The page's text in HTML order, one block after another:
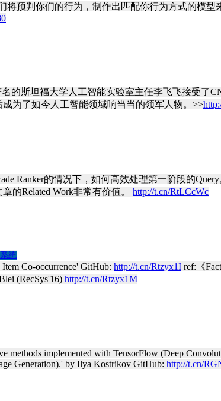
预判你们的行为，制作出匹配你行为方式的模型
的斯坦福大学人工智能实验室主任李飞飞接受了
为了如今人工智能领域响当当的领军人物。>>
Ranker的情况下，如何高效处理第一阶段的
的Related Work非常有价值。 http://t.cn/RtLCcWc
统
Co-occurrence' GitHub: http://t.cn/Rtzyx1I ref:《
(RecSys'16) http://t.cn/Rtzyx1M
implemented with TensorFlow (Deep
Generation).' by Ilya Kostrikov GitHub: http://t.cn/